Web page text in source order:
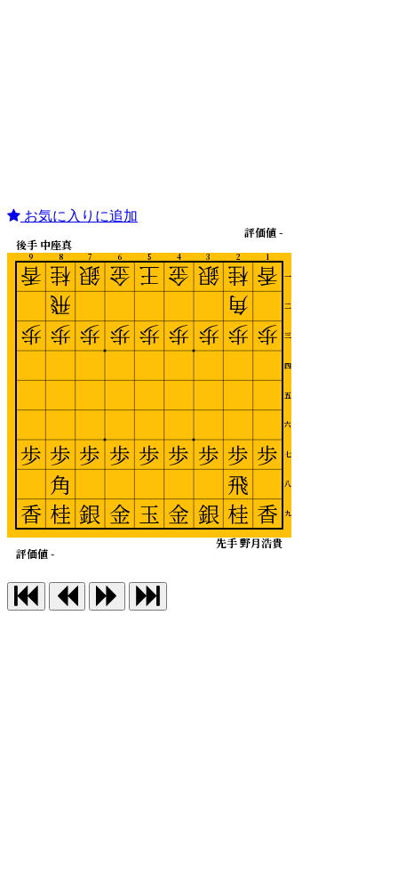
お気に入りに追加
1
2
3
4
5
6
7
8
9
一
二
三
四
五
六
七
八
九
先手 野月浩貴
後手 中座真
評価値 -
評価値 -
香
歩
歩
香
桂
角
歩
歩
飛
桂
銀
歩
歩
銀
金
歩
歩
金
王
歩
歩
玉
金
歩
歩
金
銀
歩
歩
銀
桂
飛
歩
歩
角
桂
香
歩
歩
香